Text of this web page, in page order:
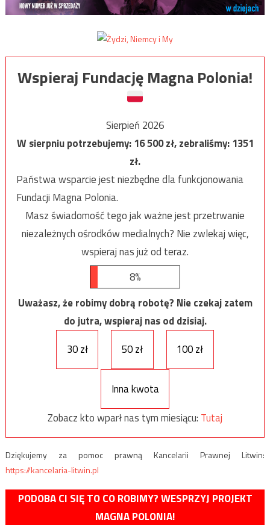
Wspieraj Fundację Magna Polonia!
Sierpień 2026
W sierpniu potrzebujemy:16 500zł, zebraliśmy:1351
zł.
Państwa wsparcie jest niezbędne dla funkcjonowania
Fundacji Magna Polonia.
Masz świadomość tego jak ważne jest przetrwanie
niezależnych ośrodków medialnych? Nie zwlekaj więc,
wspieraj nas już od teraz.
8%
Uważasz, że robimy dobrą robotę? Nie czekaj zatem
do jutra, wspieraj nas od dzisiaj.
30 zł
50 zł 100 zł
Inna kwota
Zobacz kto wparł nas tym miesiącu: Tutaj
Dziękujemy za pomoc prawną Kancelarii Prawnej Litwin:
https://kancelaria-litwin.pl
PODOBA CI SIĘ TO CO ROBIMY? WESPRZYJ PROJEKT
MAGNA POLONIA!